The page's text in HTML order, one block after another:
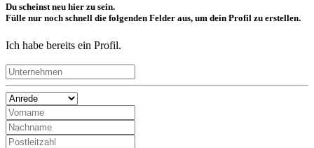
Du scheinst neu hier zu sein.
Fülle nur noch schnell die folgenden Felder aus, um dein Profil zu erstellen.
Ich habe bereits ein Profil.